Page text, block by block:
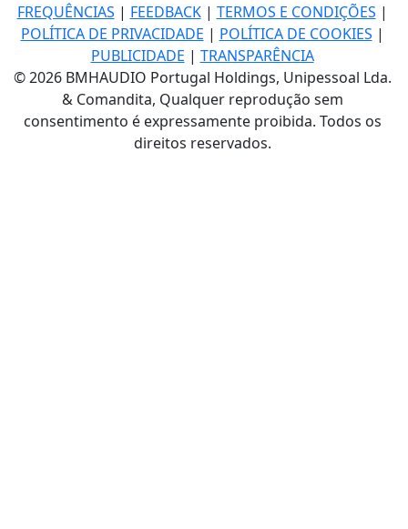
FREQUÊNCIAS | FEEDBACK| TERMOS E CONDIÇÕES |
POLÍTICA DE PRIVACIDADE | POLÍTICA DE COOKIES |
PUBLICIDADE | TRANSPARÊNCIA
© 2026 BMHAUDIO Portugal Holdings, Unipessoal Lda.
& Comandita, Qualquer reprodução sem
consentimento é expressamente proibida. Todos os
direitos reservados.